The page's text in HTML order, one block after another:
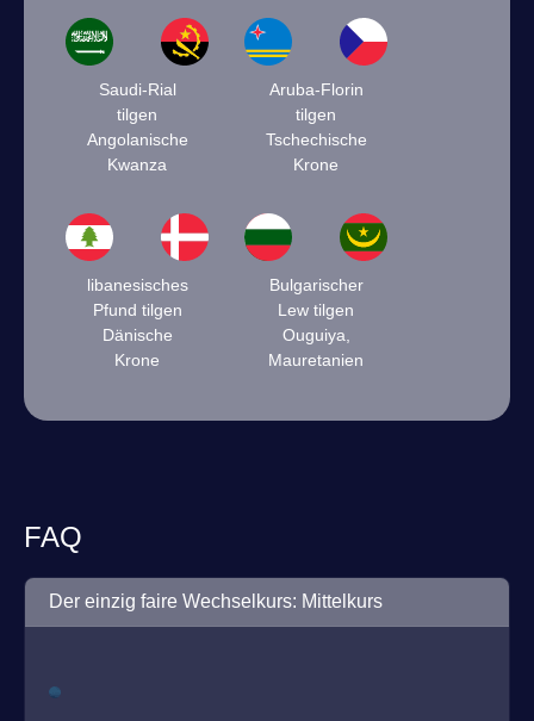
Saudi-Rial
tilgen
Angolanische
Kwanza
Aruba-Florin
tilgen
Tschechische
Krone
libanesisches
Pfund tilgen
Dänische
Krone
Bulgarischer
Lew tilgen
Ouguiya,
Mauretanien
FAQ
Der einzig faire Wechselkurs: Mittelkurs